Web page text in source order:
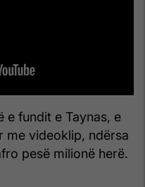
e fundit e Taynas, e
me videoklip, ndërsa
pesë milionë herë.